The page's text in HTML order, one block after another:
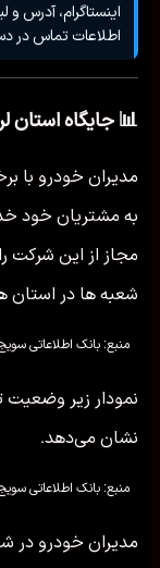
اینستاگرام،
اطلاعات تماس در
📊 جایگاه استان
مجاز از این شرکت
شعبه ها در استان
منبع: بانک اطلاعاتی
نمودار زیر وضعیت
نشان می‌دهد.
منبع: بانک اطلاعاتی
مدیران خودرو در